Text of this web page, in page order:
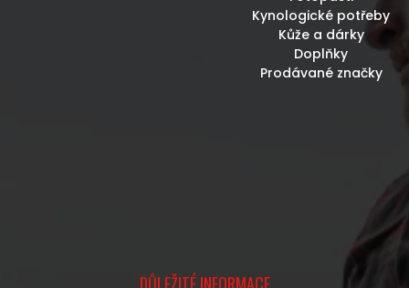
Kynologické potřeby
Kůže a dárky
Doplňky
Prodávané značky